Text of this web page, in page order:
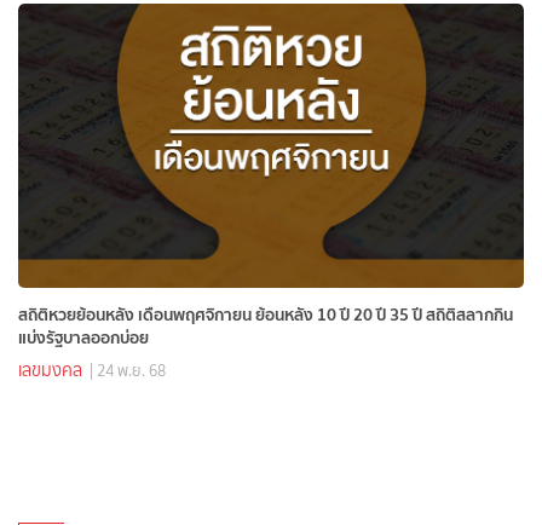
สถิติหวยย้อนหลัง เดือนพฤศจิกายน ย้อนหลัง 10 ปี 20 ปี 35 ปี สถิติสลากกิน
แบ่งรัฐบาลออกบ่อย
เลขมงคล | 24 พ.ย. 68